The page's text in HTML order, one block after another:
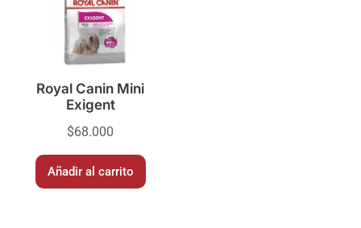
Royal Canin Mini
Exigent
$68.000
Añadir al carrito